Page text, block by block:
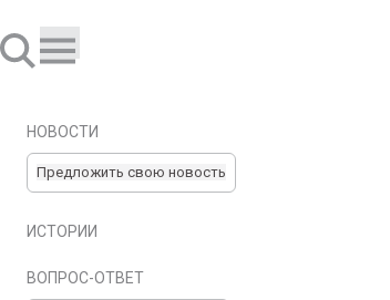
НОВОСТИ
Предложить свою новость
ИСТОРИИ
ВОПРОС-ОТВЕТ